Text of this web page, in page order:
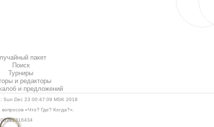
пакет
Поиск
Турниры
и редакторы
и предложений
Sun Dec 23 00:47:09 MSK 2018
вопросов «Что? Где? Когда?».